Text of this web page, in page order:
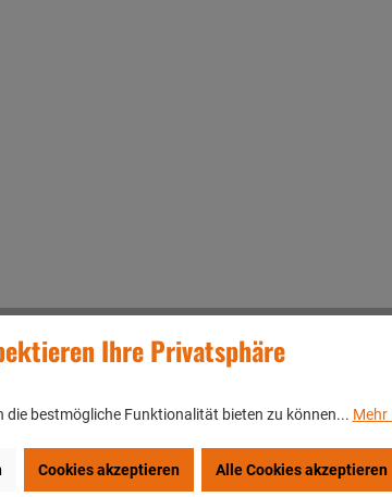
Ihre Privatsphäre
die bestmögliche Funktionalität bieten zu können...
Cookies akzeptieren Alle Cookies akzeptieren